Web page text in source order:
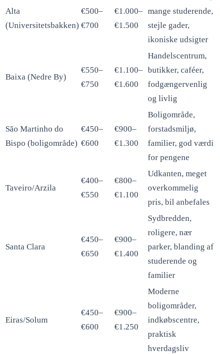
Alta
(Universitetsbakken)
€500–
€700
€1.000–
€1.500
mange studerende,
stejle gader,
ikoniske udsigter
Baixa (Nedre By)
€550–
€750
€1.100–
€1.600
Handelscentrum,
butikker, caféer,
fodgængervenlig
og livlig
São Martinho do
Bispo (boligområde)
€450–
€600
€900–
€1.300
Boligområde,
forstadsmiljø,
familier, god værdi
for pengene
Taveiro/Arzila
€400–
€550
€800–
€1.100
Udkanten, meget
overkommelig
pris, bil anbefales
Santa Clara
€450–
€650
€900–
€1.400
Sydbredden,
roligere, nær
parker, blanding af
studerende og
familier
Eiras/Solum
€450–
€600
€900–
€1.250
Moderne
boligområder,
indkøbscentre,
praktisk
hverdagsliv